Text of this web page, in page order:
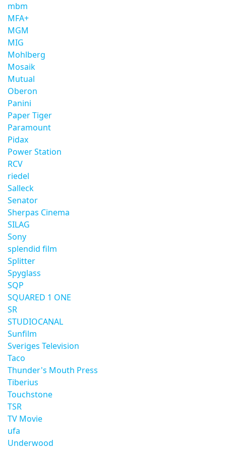
mbm
MFA+
MGM
MIG
Mohlberg
Mosaik
Mutual
Oberon
Panini
Paper Tiger
Paramount
Pidax
Power Station
RCV
riedel
Salleck
Senator
Sherpas Cinema
SILAG
Sony
splendid film
Splitter
Spyglass
SQP
SQUARED 1 ONE
SR
STUDIOCANAL
Sunfilm
Sveriges Television
Taco
Thunder's Mouth Press
Tiberius
Touchstone
TSR
TV Movie
ufa
Underwood